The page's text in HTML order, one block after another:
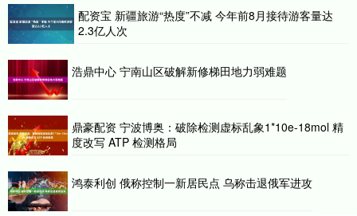
配资宝 新疆旅游“热度”不减 今年前8月接待游客量达
2.3亿人次
浩鼎中心 宁南山区破解新修梯田地力弱难题
鼎豪配资 宁波博奥：破除检测虚标乱象1*10e-18mol 精
度改写 ATP 检测格局
鸿泰利创 俄称控制一新居民点 乌称击退俄军进攻